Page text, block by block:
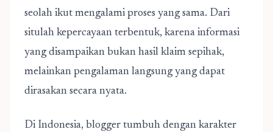
seolah ikut mengalami proses yang sama. Dari
situlah kepercayaan terbentuk, karena informasi
yang disampaikan bukan hasil klaim sepihak,
melainkan pengalaman langsung yang dapat
dirasakan secara nyata.
Di Indonesia, blogger tumbuh dengan karakter